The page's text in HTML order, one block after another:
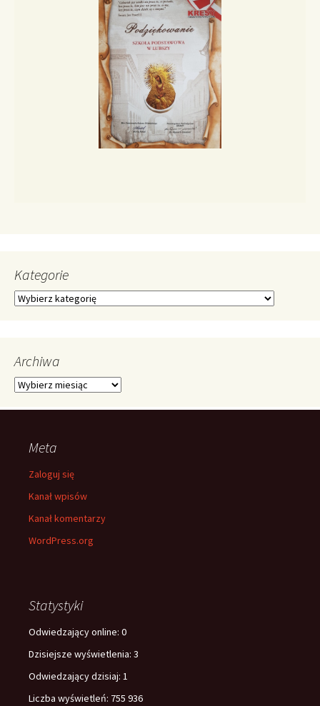
Kategorie
Kategorie
Archiwa
Archiwa
Meta
Zaloguj się
Kanał wpisów
Kanał komentarzy
WordPress.org
Statystyki
Odwiedzający online: 0
Dzisiejsze wyświetlenia: 3
Odwiedzający dzisiaj: 1
Liczba wyświetleń: 755 936